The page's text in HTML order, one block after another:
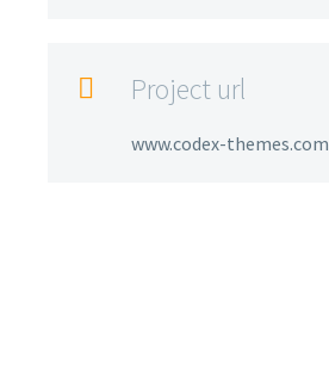
 Project url
www.codex-themes.com